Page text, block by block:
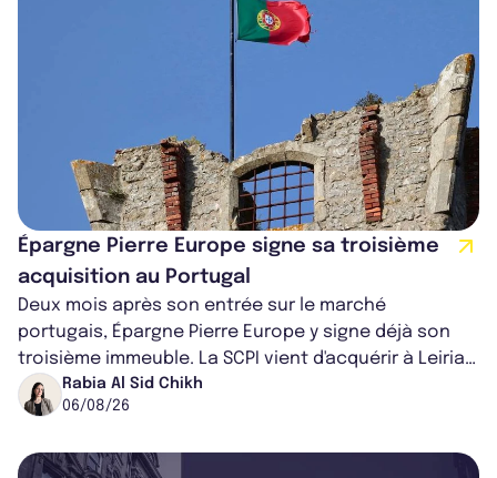
Épargne Pierre Europe signe sa troisième
acquisition au Portugal
Deux mois après son entrée sur le marché
portugais, Épargne Pierre Europe y signe déjà son
troisième immeuble. La SCPI vient d'acquérir à Leiria,
dans le centre du pays, un établis...
Rabia Al Sid Chikh
06/08/26